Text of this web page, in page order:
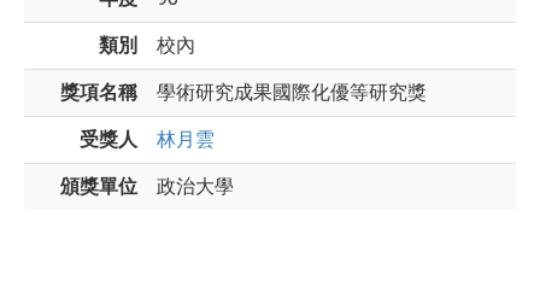
類別 校內
獎項名稱 學術研究成果國際化優等研究獎
受獎人 林月雲
頒獎單位 政治大學